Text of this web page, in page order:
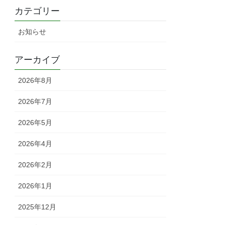
カテゴリー
お知らせ
アーカイブ
2026年8月
2026年7月
2026年5月
2026年4月
2026年2月
2026年1月
2025年12月